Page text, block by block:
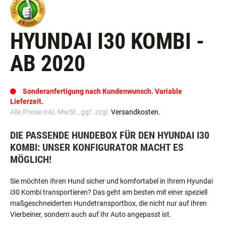
HYUNDAI I30 KOMBI -
AB 2020
Sonderanfertigung nach Kundenwunsch. Variable
Lieferzeit.
Alle Preise inkl. MwSt., ggf. zzgl. Versandkosten.
DIE PASSENDE HUNDEBOX FÜR DEN HYUNDAI I30
KOMBI: UNSER KONFIGURATOR MACHT ES
MÖGLICH!
Sie möchten Ihren Hund sicher und komfortabel in Ihrem Hyundai
i30 Kombi transportieren? Das geht am besten mit einer speziell
maßgeschneiderten Hundetransportbox, die nicht nur auf Ihren
Vierbeiner, sondern auch auf Ihr Auto angepasst ist.